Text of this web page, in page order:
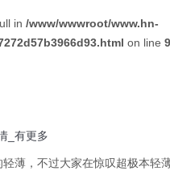
in /www/wwwroot/www.hn-
on line
_有更多
薄，不过大家在惊叹超极本轻